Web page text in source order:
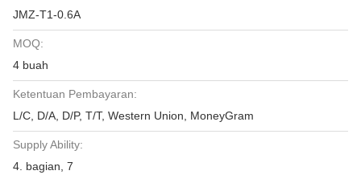
JMZ-T1-0.6A
MOQ:
4 buah
Ketentuan Pembayaran:
L/C, D/A, D/P, T/T, Western Union, MoneyGram
Supply Ability:
4. bagian, 7